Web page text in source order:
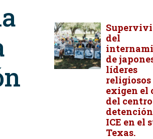
del
de
líderes
religiosos
exigen el
del
ICE en el
Texas.